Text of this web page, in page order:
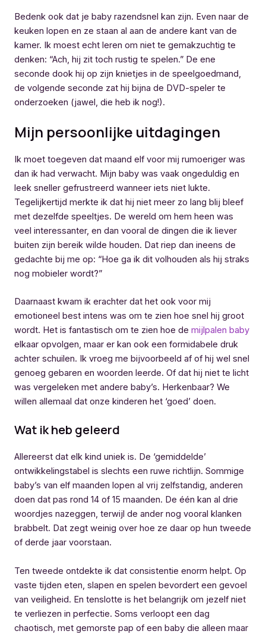
Bedenk ook dat je baby razendsnel kan zijn. Even naar de
keuken lopen en ze staan al aan de andere kant van de
kamer. Ik moest echt leren om niet te gemakzuchtig te
denken: “Ach, hij zit toch rustig te spelen.” De ene
seconde dook hij op zijn knietjes in de speelgoedmand,
de volgende seconde zat hij bijna de DVD-speler te
onderzoeken (jawel, die heb ik nog!).
Mijn persoonlijke uitdagingen
Ik moet toegeven dat maand elf voor mij rumoeriger was
dan ik had verwacht. Mijn baby was vaak ongeduldig en
leek sneller gefrustreerd wanneer iets niet lukte.
Tegelijkertijd merkte ik dat hij niet meer zo lang blij bleef
met dezelfde speeltjes. De wereld om hem heen was
veel interessanter, en dan vooral de dingen die ik liever
buiten zijn bereik wilde houden. Dat riep dan ineens de
gedachte bij me op: “Hoe ga ik dit volhouden als hij straks
nog mobieler wordt?”
Daarnaast kwam ik erachter dat het ook voor mij
emotioneel best intens was om te zien hoe snel hij groot
wordt. Het is fantastisch om te zien hoe de mijlpalen baby
elkaar opvolgen, maar er kan ook een formidabele druk
achter schuilen. Ik vroeg me bijvoorbeeld af of hij wel snel
genoeg gebaren en woorden leerde. Of dat hij niet te licht
was vergeleken met andere baby’s. Herkenbaar? We
willen allemaal dat onze kinderen het ‘goed’ doen.
Wat ik heb geleerd
Allereerst dat elk kind uniek is. De ‘gemiddelde’
ontwikkelingstabel is slechts een ruwe richtlijn. Sommige
baby’s van elf maanden lopen al vrij zelfstandig, anderen
doen dat pas rond 14 of 15 maanden. De één kan al drie
woordjes nazeggen, terwijl de ander nog vooral klanken
brabbelt. Dat zegt weinig over hoe ze daar op hun tweede
of derde jaar voorstaan.
Ten tweede ontdekte ik dat consistentie enorm helpt. Op
vaste tijden eten, slapen en spelen bevordert een gevoel
van veiligheid. En tenslotte is het belangrijk om jezelf niet
te verliezen in perfectie. Soms verloopt een dag
chaotisch, met gemorste pap of een baby die alleen maar